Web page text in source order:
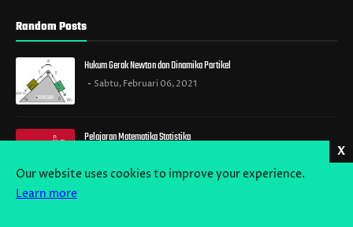
Our website uses cookies to improve your experience.
Learn more
X
Random Posts
Hukum Gerak Newton dan Dinamika Partikel
Sabtu, Februari 06, 2021
Pelajaran Matematika Statistika